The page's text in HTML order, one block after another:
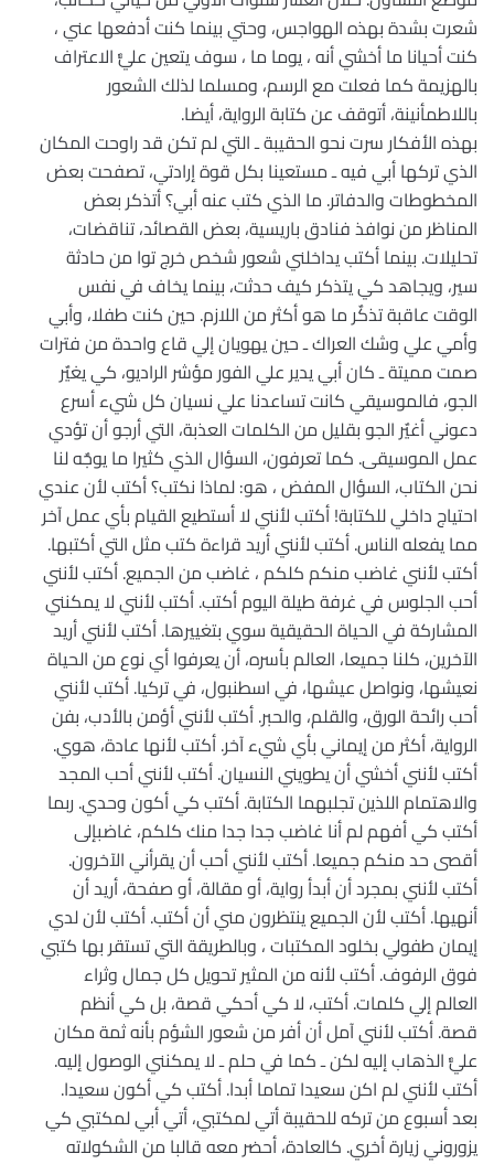
شعرت بشدة بهذه الهواجس، وحتي بينما كنت أدفعها عني ،
كنت أحيانا ما أخشي أنه ، يوما ما ، سوف يتعين عليٌّ الاعتراف
بالهزيمة كما فعلت مع الرسم، ومسلما لذلك الشعور
باللاطمأنينة، أتوقف عن كتابة الرواية، أيضا.
بهذه الأفكار سرت نحو الحقيبة ـ التي لم تكن قد راوحت المكان
الذي تركها أبي فيه ـ مستعينا بكل قوة إرادتي، تصفحت بعض
المخطوطات والدفاتر. ما الذي كتب عنه أبي؟ أتذكر بعض
المناظر من نوافذ فنادق باريسية، بعض القصائد، تناقضات،
تحليلات. بينما أكتب يداخلني شعور شخص خرج توا من حادثة
سير، ويجاهد كي يتذكر كيف حدثت، بينما يخاف في نفس
الوقت عاقبة تذكٌر ما هو أكثر من اللازم. حين كنت طفلا، وأبي
وأمي علي وشك العراك ـ حين يهويان إلي قاع واحدة من فترات
صمت مميتة ـ كان أبي يدير علي الفور مؤشر الراديو، كي يغيٌر
الجو، فالموسيقي كانت تساعدنا علي نسيان كل شيء أسرع
دعوني أغيٌر الجو بقليل من الكلمات العذبة، التي أرجو أن تؤدي
عمل الموسيقى. كما تعرفون، السؤال الذي كثيرا ما يوجٌه لنا
نحن الكتاب، السؤال المفض ، هو: لماذا نكتب؟ أكتب لأن عندي
احتياج داخلي للكتابة! أكتب لأنني لا أستطيع القيام بأي عمل آخر
مما يفعله الناس. أكتب لأنني أريد قراءة كتب مثل التي أكتبها.
أكتب لأنني غاضب منكم كلكم ، غاضب من الجميع. أكتب لأنني
أحب الجلوس في غرفة طيلة اليوم أكتب. أكتب لأنني لا يمكنني
المشاركة في الحياة الحقيقية سوي بتغييرها. أكتب لأنني أريد
الآخرين، كلنا جميعا، العالم بأسره، أن يعرفوا أي نوع من الحياة
نعيشها، ونواصل عيشها، في اسطنبول، في تركيا. أكتب لأنني
أحب رائحة الورق، والقلم، والحبر. أكتب لأنني أؤمن بالأدب، بفن
الرواية، أكثر من إيماني بأي شيء آخر. أكتب لأنها عادة، هوي.
أكتب لأنني أخشي أن يطويني النسيان. أكتب لأنني أحب المجد
والاهتمام اللذين تجلبهما الكتابة. أكتب كي أكون وحدي. ربما
أكتب كي أفهم لم أنا غاضب جدا جدا منك كلكم، غاضبإلى
أقصى حد منكم جميعا. أكتب لأنني أحب أن يقرأني الآخرون.
أكتب لأنني بمجرد أن أبدأ رواية، أو مقالة، أو صفحة، أريد أن
أنهيها. أكتب لأن الجميع ينتظرون مني أن أكتب. أكتب لأن لدي
إيمان طفولي بخلود المكتبات ، وبالطريقة التي تستقر بها كتبي
فوق الرفوف. أكتب لأنه من المثير تحويل كل جمال وثراء
العالم إلي كلمات. أكتب، لا كي أحكي قصة، بل كي أنظم
قصة. أكتب لأنني آمل أن أفر من شعور الشؤم بأنه ثمة مكان
عليٌّ الذهاب إليه لكن ـ كما في حلم ـ لا يمكنني الوصول إليه.
أكتب لأنني لم اكن سعيدا تماما أبدا. أكتب كي أكون سعيدا.
بعد أسبوع من تركه للحقيبة أتي لمكتبي، أتي أبي لمكتبي كي
يزوروني زيارة أخري. كالعادة، أحضر معه قالبا من الشكولاته